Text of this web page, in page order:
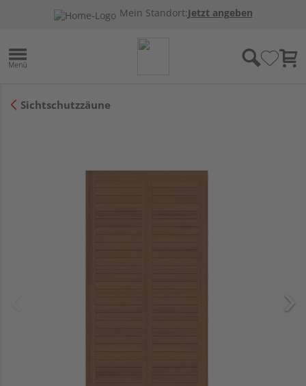
Mein Standort:Jetzt angeben
Sichtschutzzäune